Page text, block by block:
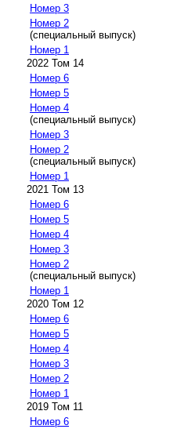
Номер 3
Номер 2
(специальный выпуск)
Номер 1
2022 Том 14
Номер 6
Номер 5
Номер 4
(специальный выпуск)
Номер 3
Номер 2
(специальный выпуск)
Номер 1
2021 Том 13
Номер 6
Номер 5
Номер 4
Номер 3
Номер 2
(специальный выпуск)
Номер 1
2020 Том 12
Номер 6
Номер 5
Номер 4
Номер 3
Номер 2
Номер 1
2019 Том 11
Номер 6